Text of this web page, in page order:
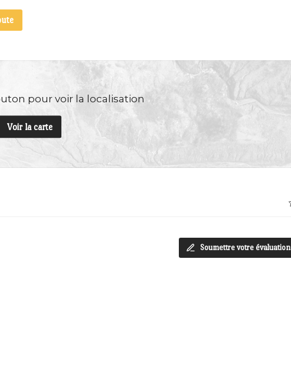
pour voir la localisation
Voir la carte
Soumettre votre évaluation